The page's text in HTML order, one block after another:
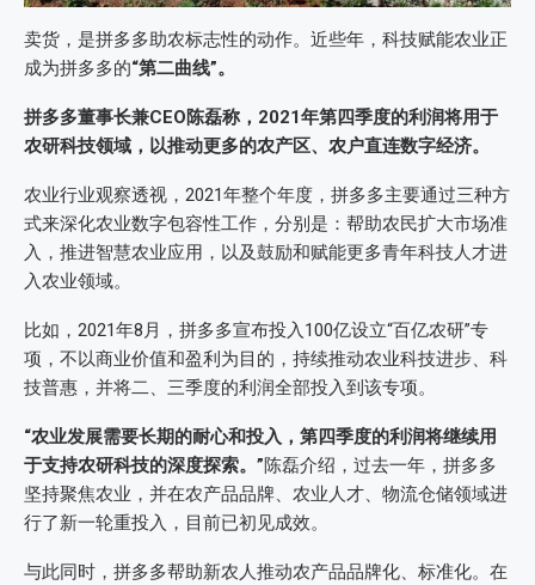
卖货，是拼多多助农标志性的动作。近些年，科技赋能农业正
成为拼多多的“第二曲线”。
拼多多董事长兼CEO陈磊称，2021年第四季度的利润将用于
农研科技领域，以推动更多的农产区、农户直连数字经济。
农业行业观察透视，2021年整个年度，拼多多主要通过三种方
式来深化农业数字包容性工作，分别是：帮助农民扩大市场准
入，推进智慧农业应用，以及鼓励和赋能更多青年科技人才进
入农业领域。
比如，2021年8月，拼多多宣布投入100亿设立“百亿农研”专
项，不以商业价值和盈利为目的，持续推动农业科技进步、科
技普惠，并将二、三季度的利润全部投入到该专项。
“农业发展需要长期的耐心和投入，第四季度的利润将继续用
于支持农研科技的深度探索。”陈磊介绍，过去一年，拼多多
坚持聚焦农业，并在农产品品牌、农业人才、物流仓储领域进
行了新一轮重投入，目前已初见成效。
与此同时，拼多多帮助新农人推动农产品品牌化、标准化。在